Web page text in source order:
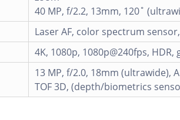
40 MP, f/2.2, 13mm, 120˚
Laser AF, color spectrum
4K, 1080p, 1080p@240fps, HDR,
13 MP, f/2.0, 18mm (ultrawide),
TOF 3D, (depth/biometrics